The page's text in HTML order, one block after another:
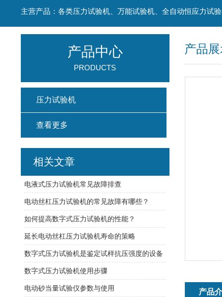
主营产品：各类压力试验机、万能试验机、全自动恒应力试
产品
产品
产品中心
PRODUCTS
压力试验机
查看更多
相关文章
电液式压力试验机常见故障排查
电动丝杠压力试验机的常见故障有哪些？
如何提高数字式压力试验机的性能？
延长电动丝杠压力试验机寿命的策略
数字式压力试验机是鉴定试样抗压强度的设备
数字式压力试验机使用步骤
电动砂当量试验仪参数与使用